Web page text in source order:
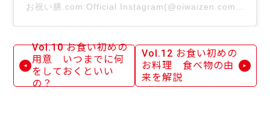
お祝い膳.com Official
Vol.10 お食い初めの
用意 いつまでに何
をしておくといい
の？
Vol.12 お食い初めの
お料理 食べ物の由
来を解説